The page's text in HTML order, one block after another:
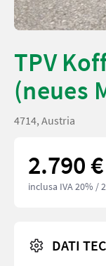
TPV
(neues
4714, Austria
2.790 €
inclusa IVA 20% /
DATI